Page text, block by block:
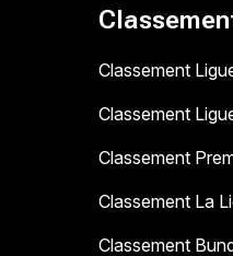
Classement
Classement
Classement
Classement La
Classement